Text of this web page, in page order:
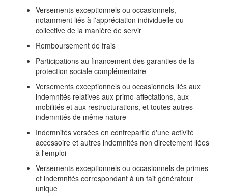
Versements exceptionnels ou occasionnels,
notamment liés à l'appréciation individuelle ou
collective de la manière de servir
Remboursement de frais
Participations au financement des garanties de la
protection sociale complémentaire
Versements exceptionnels ou occasionnels liés aux
indemnités relatives aux primo-affectations, aux
mobilités et aux restructurations, et toutes autres
indemnités de même nature
Indemnités versées en contrepartie d'une activité
accessoire et autres indemnités non directement liées
à l'emploi
Versements exceptionnels ou occasionnels de primes
et indemnités correspondant à un fait générateur
unique